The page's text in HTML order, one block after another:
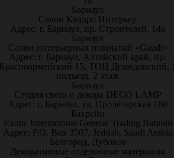
Барнаул
Салон Квадро Интерьер
Адрес: г. Барнаул, пр. Строителей, 14а
Барнаул
Салон интерьерных покрытий «Gaudi»
Адрес: г. Барнаул, Алтайский край, пр.
15, ТОЦ Демидовский, 1
подъезд, 2 этаж
Барнаул
Студия света и декора DECO LAMP
Адрес: г. Барнаул, ул. Пролетарская 160
Бахрейн
Exotic International General Trading Bahrain
Адрес: P.O. Box 3507, Jeddah, Saudi Arabia
Белгород, Дубовое
Декоративные отделочные материалы